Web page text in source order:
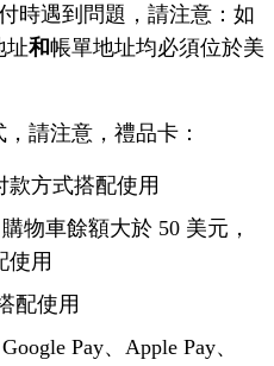
時遇到問題，請注意：如
址和帳單地址均必須位於美
請注意，禮品卡：
款方式搭配使用
物車餘額大於 50 美元，
使用
配使用
Pay、Apple Pay、